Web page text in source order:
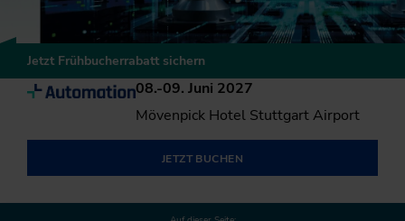
Jetzt Frühbucherrabatt sichern
08.-09. Juni 2027
Mövenpick Hotel Stuttgart Airport
JETZT BUCHEN